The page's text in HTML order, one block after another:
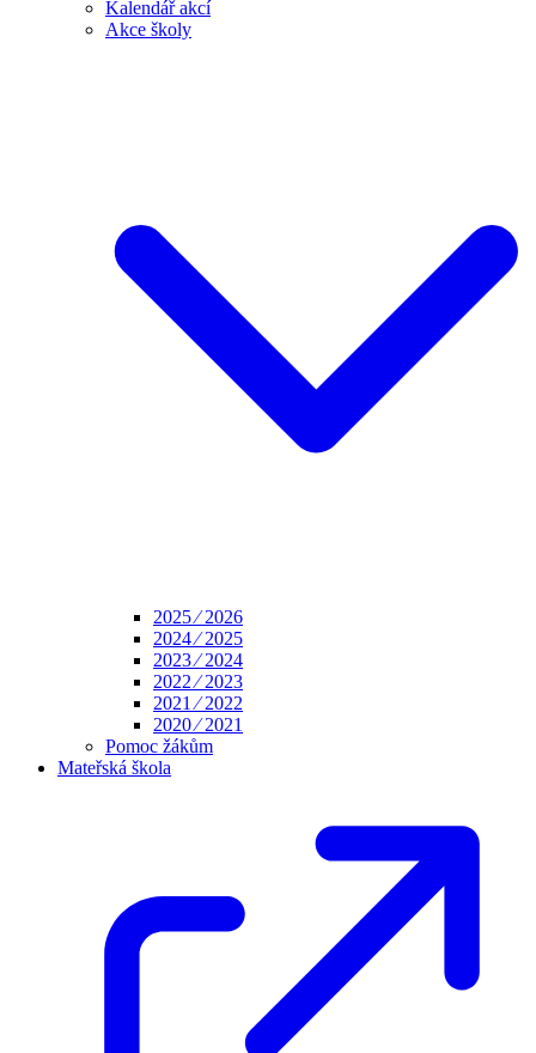
Kalendář akcí
Akce školy
2025 ⁄ 2026
2024 ⁄ 2025
2023 ⁄ 2024
2022 ⁄ 2023
2021 ⁄ 2022
2020 ⁄ 2021
Pomoc žákům
Mateřská škola